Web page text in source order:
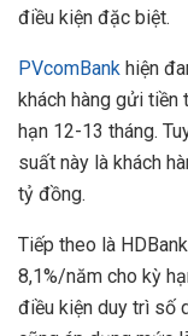
điều kiện đặc biệt.
PVcomBank hiện
khách hàng gửi
hạn 12-13 tháng.
suất này là khách
tỷ đồng.
Tiếp theo là
8,1%/năm cho kỳ
điều kiện duy trì số